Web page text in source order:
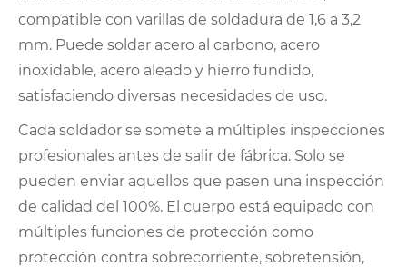
compatible con varillas de soldadura de 1,6 a 3,2
mm. Puede soldar acero al carbono, acero
inoxidable, acero aleado y hierro fundido,
satisfaciendo diversas necesidades de uso.
Cada soldador se somete a múltiples inspecciones
profesionales antes de salir de fábrica. Solo se
pueden enviar aquellos que pasen una inspección
de calidad del 100%. El cuerpo está equipado con
múltiples funciones de protección como
protección contra sobrecorriente, sobretensión,